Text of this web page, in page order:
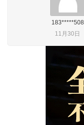
183*****508
11月30日